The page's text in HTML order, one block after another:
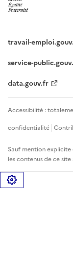
travail-
service-
data.gouv.fr
Accessibilité :
confidentialité
Sauf mention
les contenus de ce
Gérer les cookies